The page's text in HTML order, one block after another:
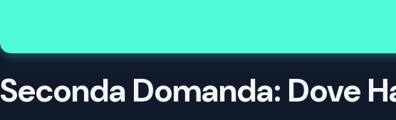
Seconda Domanda: Dove